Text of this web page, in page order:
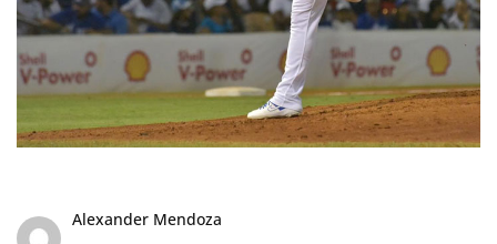
Alexander Mendoza